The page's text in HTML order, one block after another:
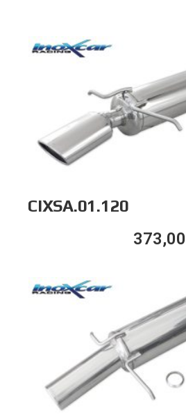
CIXSA.01.120
373,00